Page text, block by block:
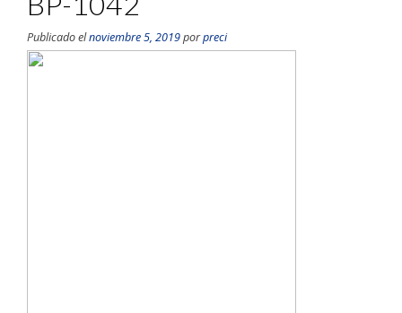
Publicado elnoviembre 5, 2019porpreci